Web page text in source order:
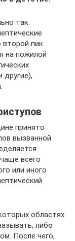
так.
пик
на пожилой
другие),
принято
вызванной
всего
или иного
областях
либо
После чего,